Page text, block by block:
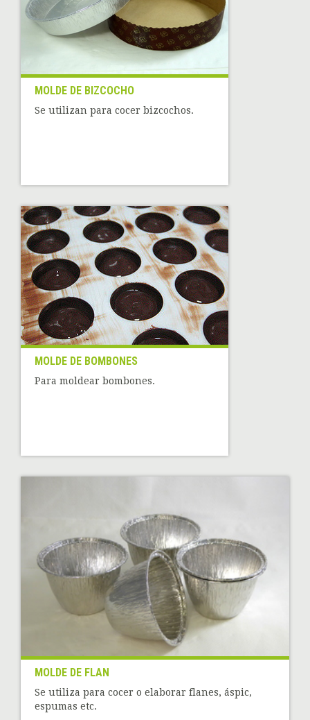
MOLDE DE BIZCOCHO
Se utilizan para cocer bizcochos.
MOLDE DE BOMBONES
Para moldear bombones.
MOLDE DE FLAN
Se utiliza para cocer o elaborar flanes, áspic,
espumas etc.